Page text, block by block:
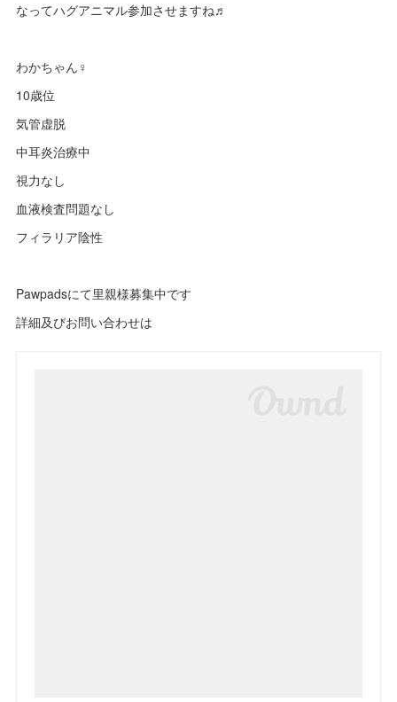
なってハグアニマル参加させますね♬
わかちゃん♀
10歳位
気管虚脱
中耳炎治療中
視力なし
血液検査問題なし
フィラリア陰性
Pawpadsにて里親様募集中です
詳細及びお問い合わせは